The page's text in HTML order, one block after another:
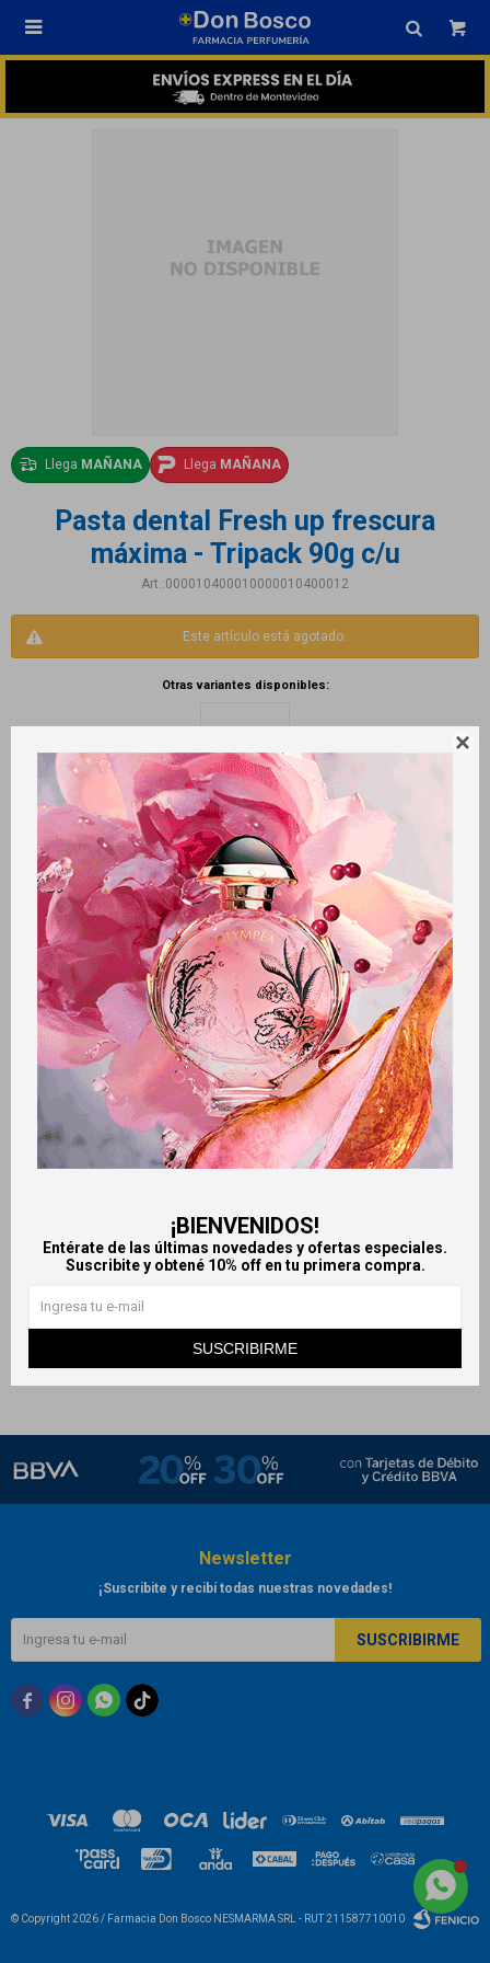

¡BIENVENIDOS!
Entérate de las últimas novedades y ofertas especiales.
Suscribite y obtené 10% off en tu primera compra.
SUSCRIBIRME

Llega MAÑANA Llega MAÑANA
Pasta dental Fresh up frescura
máxima - Tripack 90g c/u
000010400010000010400012
Este artículo está agotado.
Otras variantes disponibles:
Productos que te pueden interesar
MAÑANA
Pasta Dental 90g Kolynos
$ 45
Crest Pasta dental - Anti
Newsletter
¡Suscribite y recibí todas nuestras novedades!
SUSCRIBIRME
  
© Copyright 2026 / Farmacia Don Bosco NESMARMA SRL - RUT 211587710010